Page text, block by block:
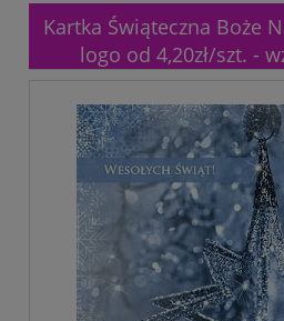
Kartka Świąteczna Boże
logo od 4,20zł/szt. -